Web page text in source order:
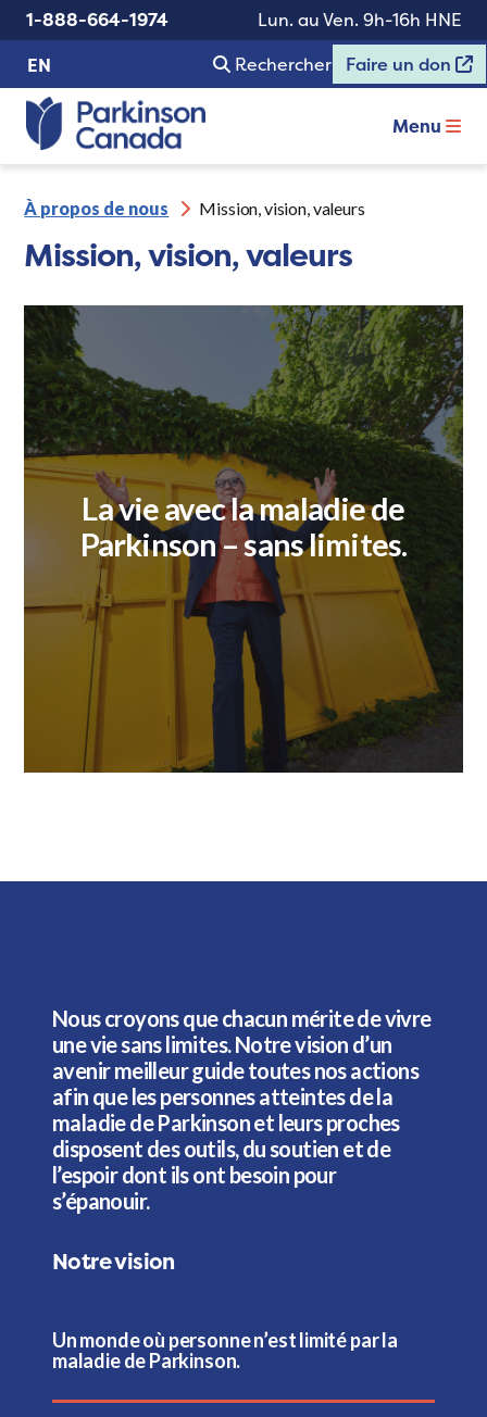
1-888-664-1974
Lun. au Ven. 9h-16h HNE
EN
Rechercher Faire un don
Menu
À propos de nous Mission, vision, valeurs
Mission, vision, valeurs
La vie avec la maladie de
Parkinson– sans limites.
Nous croyons que chacun mérite de vivre
une vie sans limites. Notre vision d’un
avenir meilleur guide toutes nos actions
afin que les personnes atteintes de la
maladie de Parkinson et leurs proches
disposent des outils, du soutien et de
l’espoir dont ils ont besoin pour
s’épanouir.
Notre vision
Un monde où personne n’est limité par la
maladie de Parkinson.